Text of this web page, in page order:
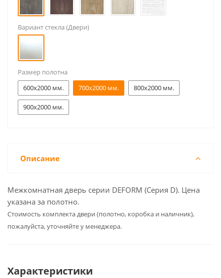
Вариант стекла (Двери)
Размер полотна
600x2000 мм.
700x2000 мм. 800x2000 мм.
900x2000 мм.
Описание
Межкомнатная дверь серии DEFORM (Серия D). Цена
указана за полотно.
Cтоимость комплекта двери (полотно, коробка и наличник),
пожалуйста, уточняйте у менеджера.
Характеристики